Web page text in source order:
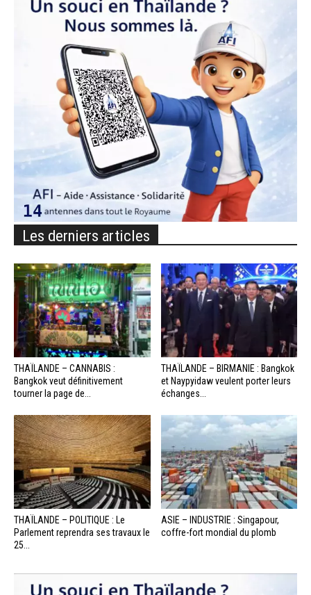
Les derniers articles
THAÏLANDE – CANNABIS :
Bangkok veut définitivement
tourner la page de...
THAÏLANDE – BIRMANIE : Bangkok
et Naypyidaw veulent porter leurs
échanges...
THAÏLANDE – POLITIQUE : Le
Parlement reprendra ses travaux le
25...
ASIE – INDUSTRIE : Singapour,
coffre-fort mondial du plomb